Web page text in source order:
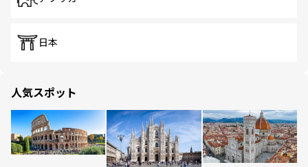
日本
人気スポット